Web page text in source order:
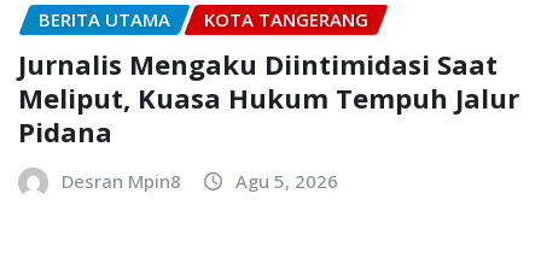
BERITA UTAMA KOTA TANGERANG
Jurnalis Mengaku Diintimidasi Saat
Meliput, Kuasa Hukum Tempuh Jalur
Pidana
Desran Mpin8 Agu 5, 2026